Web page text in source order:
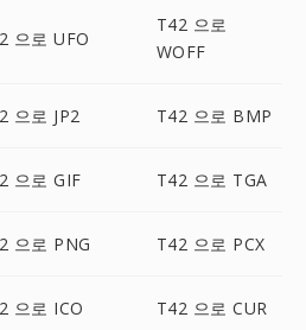
으로 UFO
T42 으로
WOFF
으로 JP2 T42 으로 BMP
으로 GIF T42 으로 TGA
으로 PNG T42 으로 PCX
으로 ICO T42 으로 CUR